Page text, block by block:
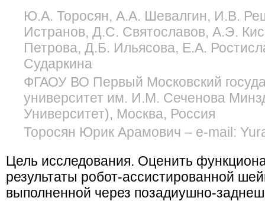
Ю.А. Торосян, А.А. Шевалгин, И.В.
Истранов, Д.С. Святославов, А.Э.
Петрова, Д.Б. Ильясова, Е.А.
Сударкина
ФГАОУ ВО Первый Московский
университет им. И.М. Сеченова
Университет), Москва, Россия
Торосян Юрик Арамович – e-mail:
Цель исследования. Оценить
результаты робот-ассистированной
выполненной через позадиушно-